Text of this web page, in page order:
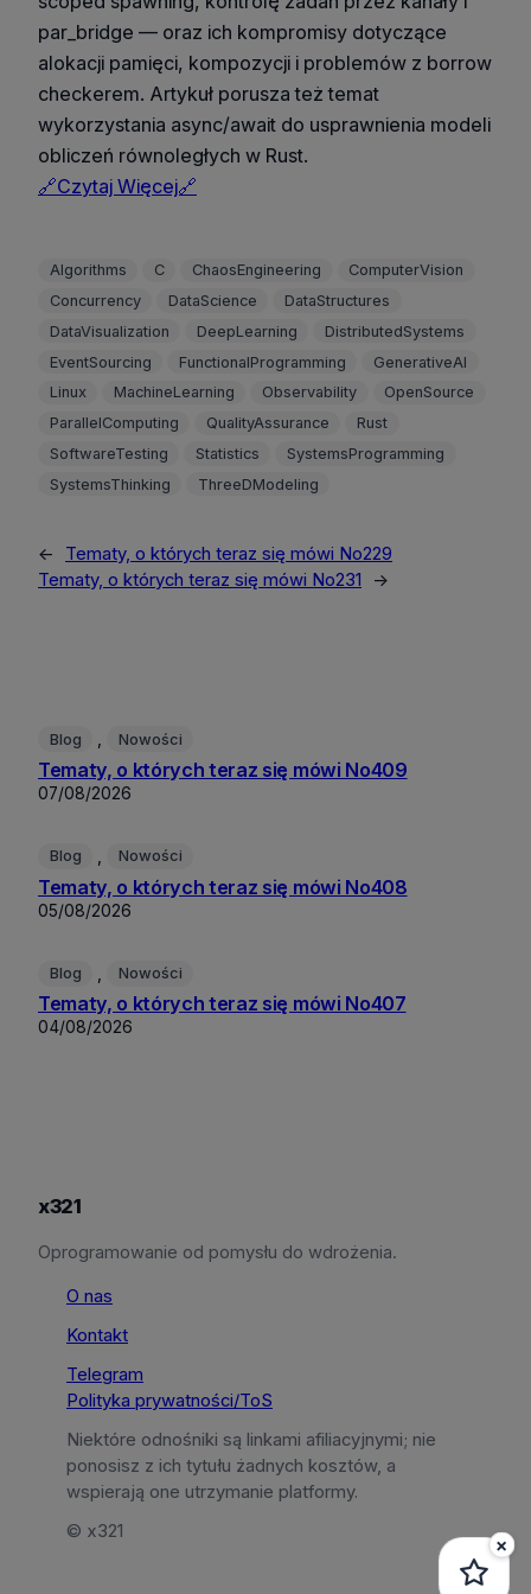
par_bridge — oraz ich kompromisy dotyczące
alokacji pamięci, kompozycji i problemów z borrow
checkerem. Artykuł porusza też temat
wykorzystania async/await do usprawnienia modeli
obliczeń równoległych w Rust.
🔗Czytaj Więcej🔗
Algorithms C ChaosEngineering
ComputerVision
Concurrency
DataScience
DataStructures
DataVisualization
DeepLearning
DistributedSystems
EventSourcing
FunctionalProgramming
GenerativeAI
Linux
MachineLearning Observability
OpenSource
ParallelComputing
QualityAssurance
Rust
SoftwareTesting
Statistics
SystemsProgramming
SystemsThinking
ThreeDModeling
←
Tematy, o których teraz się mówi No229
Tematy, o których teraz się mówi No231
→
Blog Nowości
Tematy, o których teraz się mówi No409
07/08/2026
Blog Nowości
Tematy, o których teraz się mówi No408
05/08/2026
Blog Nowości
Tematy, o których teraz się mówi No407
04/08/2026
x321
Oprogramowanie od pomysłu do wdrożenia.
O nas
Kontakt
Telegram
Polityka prywatności/ToS
Niektóre odnośniki są linkami afiliacyjnymi; nie
ponosisz z ich tytułu żadnych kosztów, a
wspierają one utrzymanie platformy.
© x321
×